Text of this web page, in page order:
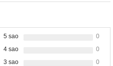
5 sao
0
4 sao
0
3 sao
0